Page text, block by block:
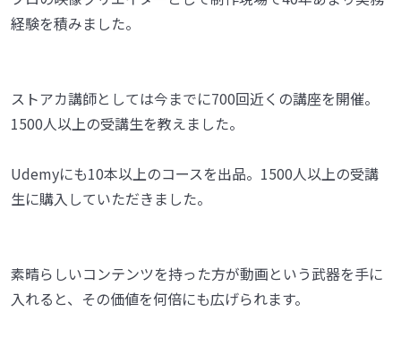
経験を積みました。
ストアカ講師としては今までに700回近くの講座を開催。
1500人以上の受講生を教えました。
Udemyにも10本以上のコースを出品。1500人以上の受講
生に購入していただきました。
素晴らしいコンテンツを持った方が動画という武器を手に
入れると、その価値を何倍にも広げられます。